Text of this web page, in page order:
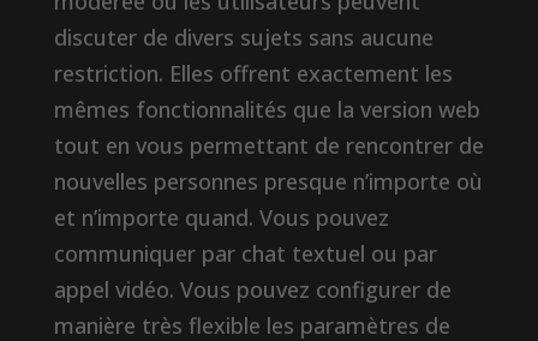
discuter de divers sujets sans aucune
restriction. Elles offrent exactement les
mêmes fonctionnalités que la version web
tout en vous permettant de rencontrer de
nouvelles personnes presque n’importe où
et n’importe quand. Vous pouvez
communiquer par chat textuel ou par
appel vidéo. Vous pouvez configurer de
manière très flexible les paramètres de